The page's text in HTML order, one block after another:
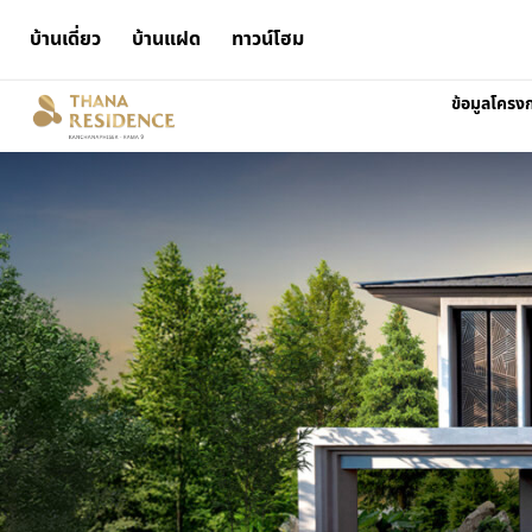
บ้านเดี่ยว บ้านแฝด ทาวน์โฮม
ข้อมูลโครง